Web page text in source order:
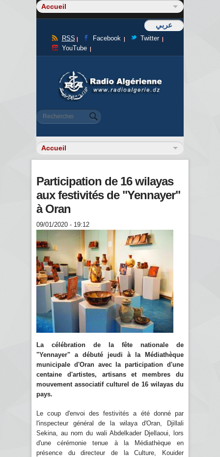
عربي
RSS Facebook
Twitter
YouTube
Formulaire de recherche
Rechercher
Participation de 16 wilayas
aux festivités de "Yennayer"
à Oran
09/01/2020 - 19:12
La célébration de la fête nationale de
"Yennayer" a débuté jeudi à la Médiathèque
municipale d'Oran avec la participation d'une
centaine d'artistes, artisans et membres du
mouvement associatif culturel de 16 wilayas du
pays.
Le coup d'envoi des festivités a été donné par
l'inspecteur général de la wilaya d'Oran, Djillali
Sekina, au nom du wali Abdelkader Djellaoui, lors
d'une cérémonie tenue à la Médiathèque en
présence du directeur de la Culture, Kouider